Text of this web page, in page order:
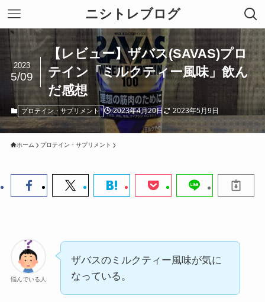
ニシトレブログ
【レビュー】ザバス(SAVAS)プロ
テイン「ミルクティー風味」飲ん
だ感想
2023
5/09
プロテイン・サプリメント 2023年4月20日 2023年5月9日
ホーム プロテイン・サプリメント
悩んでいる人
ザバスのミルクティー風味が気に
なっている。